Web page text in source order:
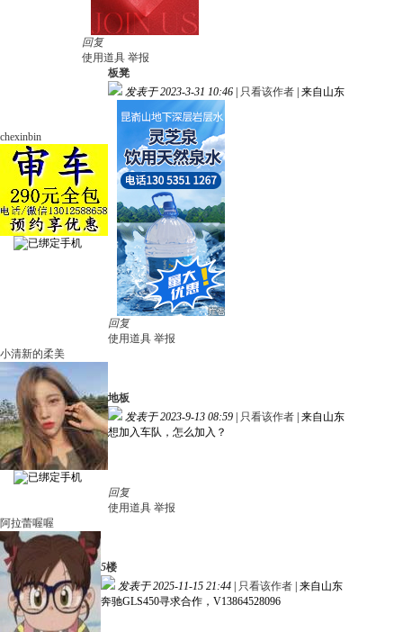
回复
使用道具 举报
chexinbin
板凳
发表于 2023-3-31 10:46
只看该作者 来自山东
回复
使用道具 举报
小清新的柔美
地板
发表于 2023-9-13 08:59
只看该作者 来自山东
想加入车队，怎么加入？
回复
使用道具 举报
阿拉蕾喔喔
5楼
发表于 2025-11-15 21:44
只看该作者 来自山东
奔驰GLS450寻求合作，V13864528096